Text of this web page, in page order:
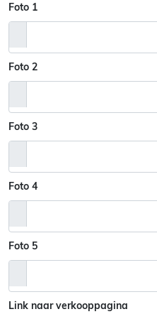
Foto 1
Foto 2
Foto 3
Foto 4
Foto 5
Link naar verkooppagina